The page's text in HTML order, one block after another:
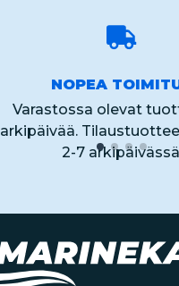
NOPEA
Varastossa olevat
arkipäivää.
2-7